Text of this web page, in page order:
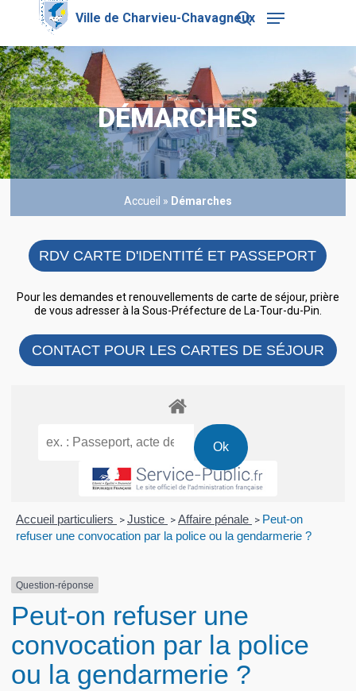
content
search
Menu
DÉMARCHES
Accueil » Démarches
RDV CARTE D'IDENTITÉ ET PASSEPORT
Pour les demandes et renouvellements de carte de séjour, prière
de vous adresser à la Sous-Préfecture de La-Tour-du-Pin.
CONTACT POUR LES CARTES DE SÉJOUR
Accueil particuliers > Justice > Affaire pénale > Peut-on
refuser une convocation par la police ou la gendarmerie ?
Question-réponse
Peut-on refuser une
convocation par la police
ou la gendarmerie ?
Close